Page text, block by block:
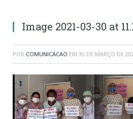
Image 2021-03-30 at
POR COMUNICACAO EM 30 DE MARÇO DE